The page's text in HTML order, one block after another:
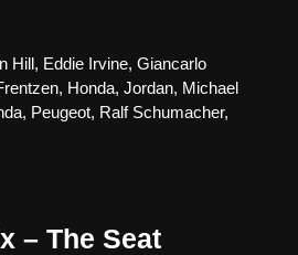
Grand
Prix
Hill, Eddie Irvine,Giancarlo
, Honda, Jordan, Michael
, Peugeot, Ralf Schumacher,
– The Seat